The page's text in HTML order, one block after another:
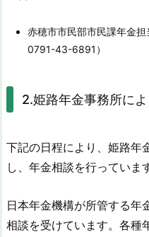
赤穂市市民部市民課年金
0791-43-6891）
2.姫路年金事務所に
下記の日程により、姫路年
し、年金相談を行っていま
日本年金機構が所管する年
相談を受けています。各種